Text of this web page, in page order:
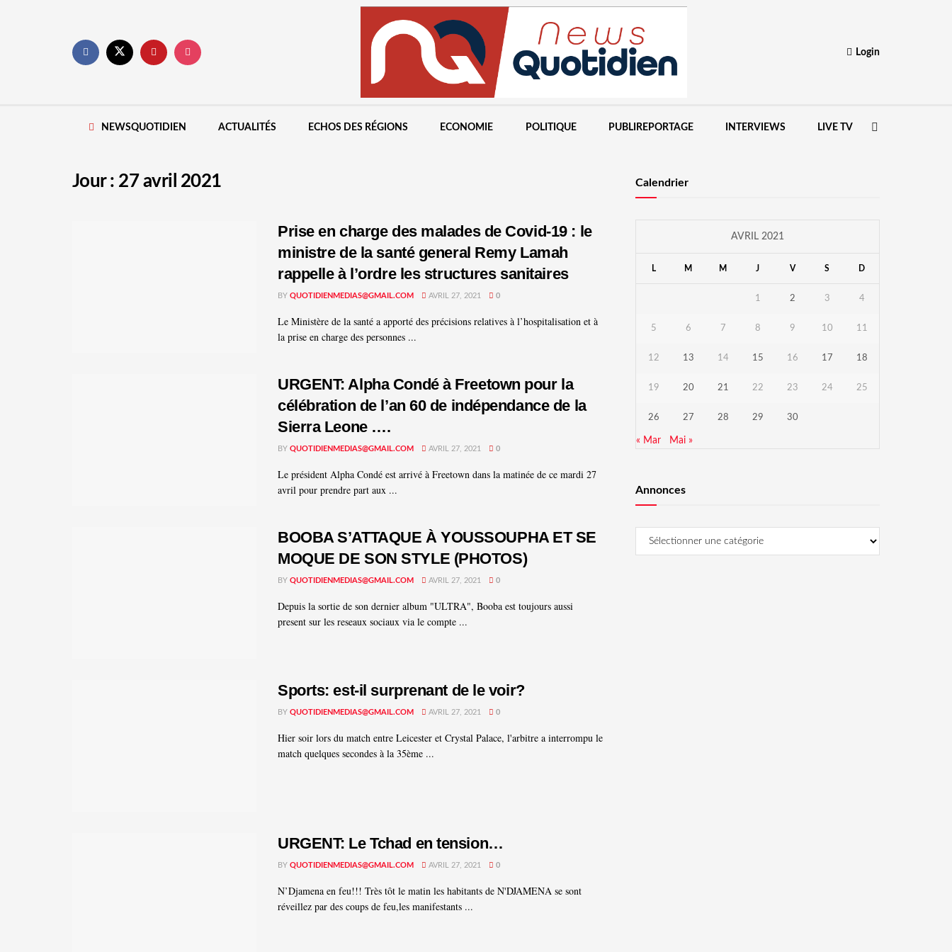
Login
NEWSQUOTIDIEN ACTUALITÉS ECHOS DES RÉGIONS ECONOMIE POLITIQUE PUBLIREPORTAGE INTERVIEWS LIVE TV
Jour : 27 avril 2021
Prise en charge des malades de Covid-19 : le
ministre de la santé general Remy Lamah
rappelle à l’ordre les structures sanitaires
BY QUOTIDIENMEDIAS@GMAIL.COM AVRIL 27, 2021 0
Le Ministère de la santé a apporté des précisions relatives à l’hospitalisation et à
la prise en charge des personnes ...
URGENT: Alpha Condé à Freetown pour la
célébration de l’an 60 de indépendance de la
Sierra Leone ….
BY QUOTIDIENMEDIAS@GMAIL.COM AVRIL 27, 2021 0
Le président Alpha Condé est arrivé à Freetown dans la matinée de ce mardi 27
avril pour prendre part aux ...
BOOBA S’ATTAQUE À YOUSSOUPHA ET SE
MOQUE DE SON STYLE (PHOTOS)
BY QUOTIDIENMEDIAS@GMAIL.COM AVRIL 27, 2021 0
Depuis la sortie de son dernier album "ULTRA", Booba est toujours aussi
present sur les reseaux sociaux via le compte ...
Sports: est-il surprenant de le voir?
BY QUOTIDIENMEDIAS@GMAIL.COM AVRIL 27, 2021 0
Hier soir lors du match entre Leicester et Crystal Palace, l'arbitre a interrompu le
match quelques secondes à la 35ème ...
URGENT: Le Tchad en tension…
BY QUOTIDIENMEDIAS@GMAIL.COM AVRIL 27, 2021 0
N’Djamena en feu!!! Très tôt le matin les habitants de N'DJAMENA se sont
réveillez par des coups de feu,les manifestants ...
Calendrier
AVRIL 2021
L M M J V S D
1 2 3 4
5 6 7 8 9 10 11
12 13 14 15 16 17 18
19 20 21 22 23 24 25
26 27 28 29 30
« Mar Mai »
Annonces